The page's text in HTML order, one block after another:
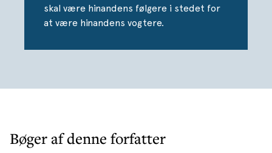
skal være hinandens følgere i stedet for
at være hinandens vogtere.
Bøger af denne forfatter